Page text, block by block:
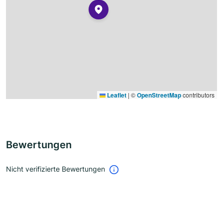
Leaflet | ©OpenStreetMapcontributors
Bewertungen
Nicht verifizierte Bewertungen